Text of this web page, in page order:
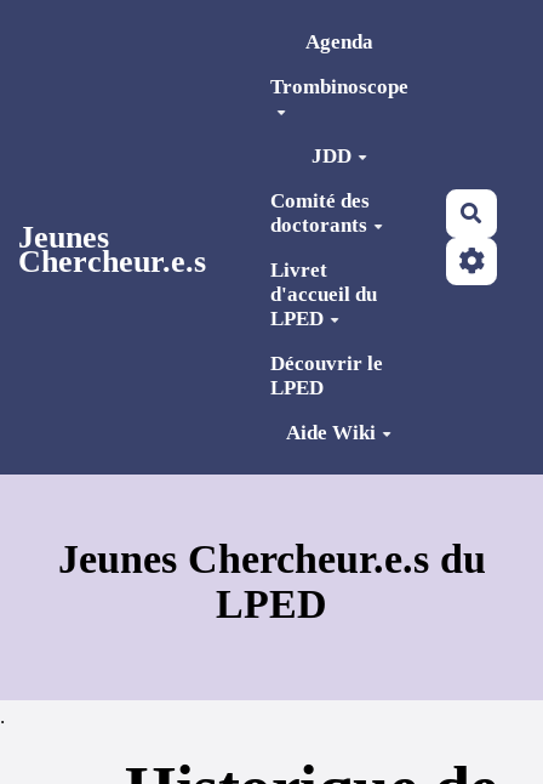
Jeunes
Chercheur.e.s
Agenda
Trombinoscope
JDD
Comité des
doctorants
Livret
d'accueil du
LPED
Découvrir le
LPED
Aide Wiki
Jeunes Chercheur.e.s du
LPED
.